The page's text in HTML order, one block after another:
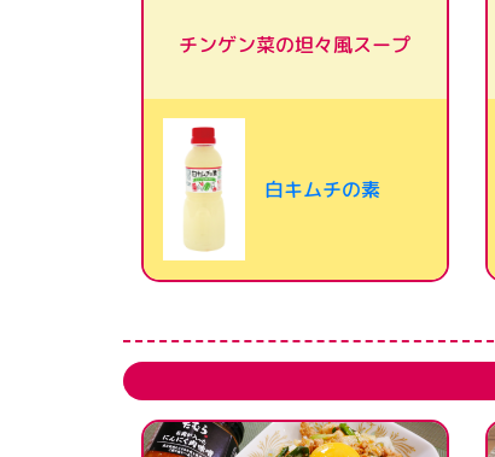
チンゲン菜の坦々風スープ
白キムチの素